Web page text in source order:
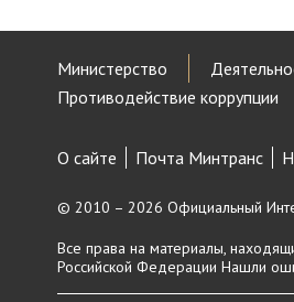
Министерство
Противодействие коррупции
О сайте Почта Минтранс
© 2010 – 2026 Официальный
Все права на материалы,
Российской Федерации Нашли